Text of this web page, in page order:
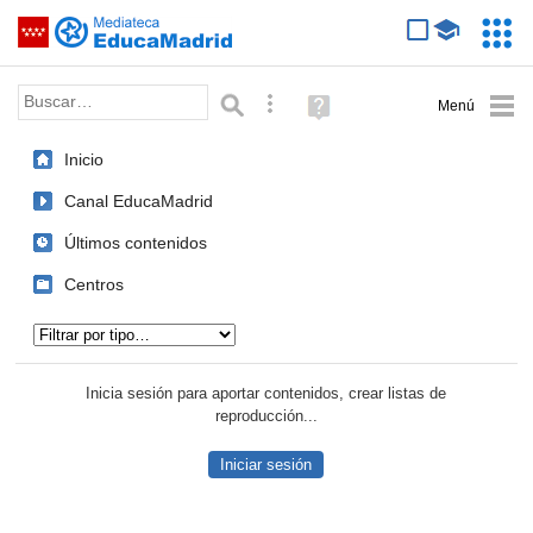
Saltar navegación
Palabra o frase: Búsqueda avanzada
Ayuda
(en
Inicio
Canal EducaMadrid
Últimos contenidos
Centros
Inicia sesión para aportar contenidos, crear listas de
reproducción...
Iniciar sesión